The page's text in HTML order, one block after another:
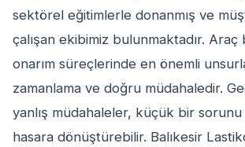
sektörel eğitimlerle donanmış ve
çalışan ekibimiz bulunmaktadır. Araç
onarım süreçlerinde en önemli
zamanlama ve doğru müdahaledir.
yanlış müdahaleler, küçük bir
hasara dönüştürebilir. Balıkesir